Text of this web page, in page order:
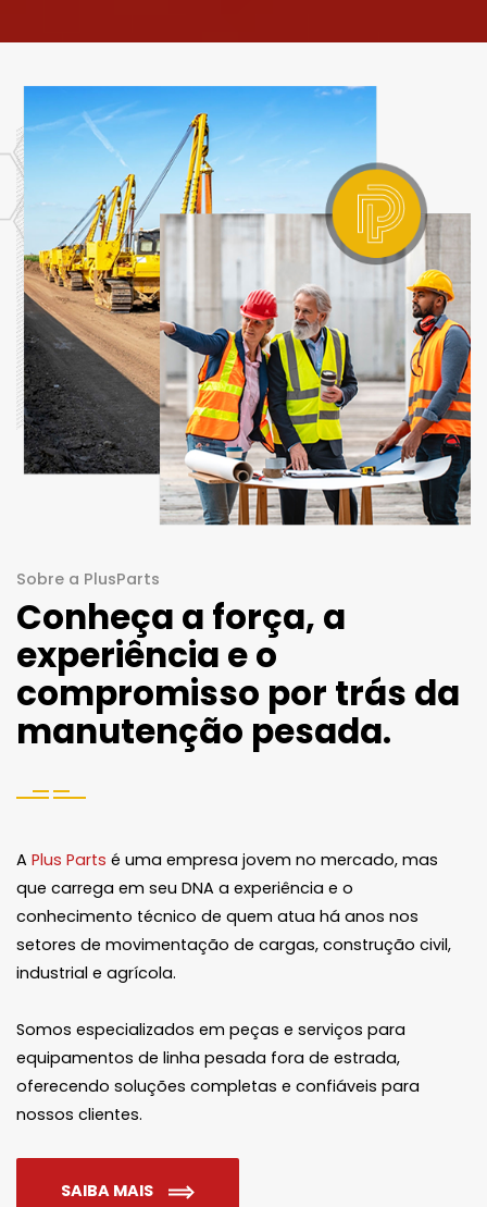
Sobre a PlusParts
Conheça a força, a
experiência e o
compromisso por trás da
manutenção pesada.
A Plus Parts é uma empresa jovem no mercado, mas
que carrega em seu DNA a experiência e o
conhecimento técnico de quem atua há anos nos
setores de movimentação de cargas, construção civil,
industrial e agrícola.
Somos especializados em peças e serviços para
equipamentos de linha pesada fora de estrada,
oferecendo soluções completas e confiáveis para
nossos clientes.
SAIBA MAIS